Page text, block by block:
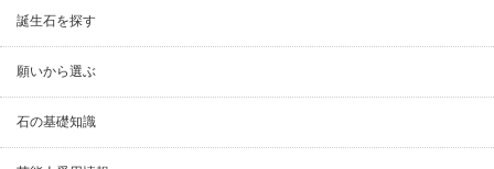
誕生石を探す
願いから選ぶ
石の基礎知識